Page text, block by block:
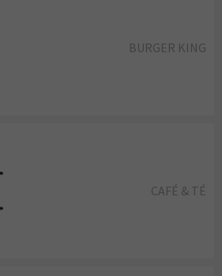
BURGER KING
CAFÉ & TÉ